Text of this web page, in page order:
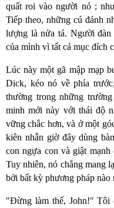
quất roi vào người nó ;
Tiếp theo, những cú đánh
lượng là nửa tá. Người đàn
của mình vì tất cả mục đích
Lúc này một gã mập mạp
Dick, kéo nó về phía
thường trong những
minh mới này với thái độ
vững chắc hơn, và ở một
kiên nhẫn giờ đây dùng
con ngựa con và giật mạnh
Tuy nhiên, nó chẳng mang
bởi bất kỳ phương pháp nào
"Đừng làm thế, John!" Tôi